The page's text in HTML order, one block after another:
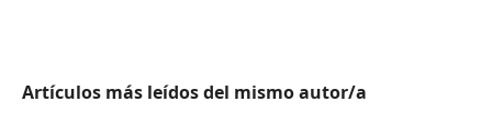
Artículos más leídos del mismo autor/a